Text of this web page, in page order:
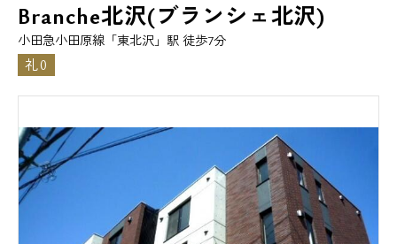
Branche北沢(ブランシェ北沢)
小田急小田原線「東北沢」駅 徒歩7分
礼0